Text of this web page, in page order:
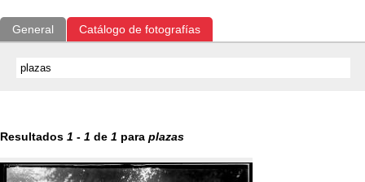
General Catálogo de fotografías
Resultados 1 - 1 de 1 para plazas